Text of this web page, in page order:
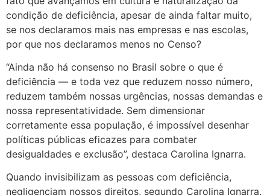
condição de deficiência, apesar de ainda faltar muito,
se nos declaramos mais nas empresas e nas escolas,
por que nos declaramos menos no Censo?
“Ainda não há consenso no Brasil sobre o que é
deficiência — e toda vez que reduzem nosso número,
reduzem também nossas urgências, nossas demandas e
nossa representatividade. Sem dimensionar
corretamente essa população, é impossível desenhar
políticas públicas eficazes para combater
desigualdades e exclusão”, destaca Carolina Ignarra.
Quando invisibilizam as pessoas com deficiência,
negligenciam nossos direitos, segundo Carolina Ignarra.